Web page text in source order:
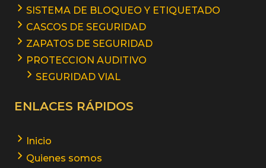
SISTEMA DE BLOQUEO Y ETIQUETADO
CASCOS DE SEGURIDAD
ZAPATOS DE SEGURIDAD
PROTECCION AUDITIVO
SEGURIDAD VIAL
ENLACES RÁPIDOS
Inicio
Quienes somos